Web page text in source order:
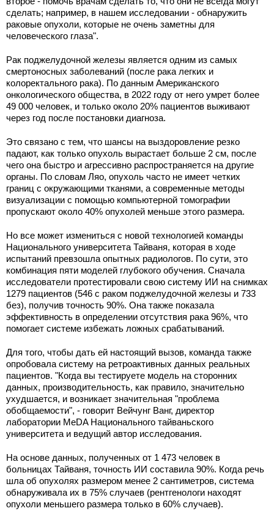
сделать; например, в нашем исследовании - обнаружить
раковые опухоли, которые не очень заметны для
человеческого глаза".
Рак поджелудочной железы является одним из самых
смертоносных заболеваний (после рака легких и
колоректального рака). По данным Американского
онкологического общества, в 2022 году от него умрет более
49 000 человек, и только около 20% пациентов выживают
через год после постановки диагноза.
Это связано с тем, что шансы на выздоровление резко
падают, как только опухоль вырастает больше 2 см, после
чего она быстро и агрессивно распространяется на другие
органы. По словам Ляо, опухоль часто не имеет четких
границ с окружающими тканями, а современные методы
визуализации с помощью компьютерной томографии
пропускают около 40% опухолей меньше этого размера.
Но все может измениться с новой технологией команды
Национального университета Тайваня, которая в ходе
испытаний превзошла опытных радиологов. По сути, это
комбинация пяти моделей глубокого обучения. Сначала
исследователи протестировали свою систему ИИ на снимках
1279 пациентов (546 с раком поджелудочной железы и 733
без), получив точность 90%. Она также показала
эффективность в определении отсутствия рака 96%, что
помогает системе избежать ложных срабатываний.
Для того, чтобы дать ей настоящий вызов, команда также
опробовала систему на ретроактивных данных реальных
пациентов. "Когда вы тестируете модель на сторонних
данных, производительность, как правило, значительно
ухудшается, и возникает значительная "проблема
обобщаемости", - говорит Вейчунг Ванг, директор
лаборатории MeDA Национального тайваньского
университета и ведущий автор исследования.
На основе данных, полученных от 1 473 человек в
больницах Тайваня, точность ИИ составила 90%. Когда речь
шла об опухолях размером менее 2 сантиметров, система
обнаруживала их в 75% случаев (рентгенологи находят
опухоли меньшего размера только в 60% случаев).